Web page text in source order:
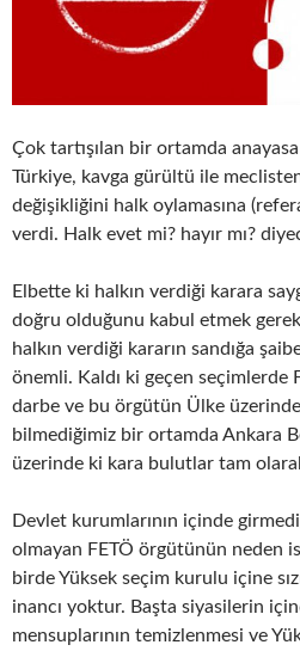
Çok tartışılan bir ortamda
Türkiye, kavga gürültü ile
değişikliğini halk oylamasına
verdi. Halk evet mi? hayır mı?
Elbette ki halkın verdiği karara
doğru olduğunu kabul etmek
halkın verdiği kararın sandığa
önemli. Kaldı ki geçen seçimlerde
darbe ve bu örgütün Ülke
bilmediğimiz bir ortamda Ankara
üzerinde ki kara bulutlar tam
Devlet kurumlarının içinde
olmayan FETÖ örgütünün neden
birde Yüksek seçim kurulu içine
inancı yoktur. Başta siyasilerin
mensuplarının temizlenmesi ve